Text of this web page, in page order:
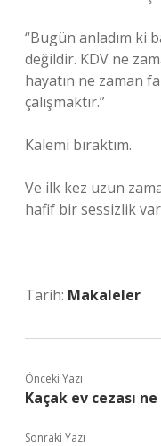
“Bugün anladım ki
değildir. KDV ne
hayatın ne zaman
çalışmaktır.”
Kalemi bıraktım.
Ve ilk kez uzun
hafif bir sessizlik
Tarih: Makaleler
Önceki Yazı
Kaçak ev cezası
Sonraki Yazı